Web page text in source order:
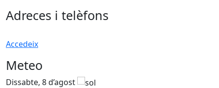
Adreces i telèfons
Accedeix
Meteo
Dissabte, 8 d’agost